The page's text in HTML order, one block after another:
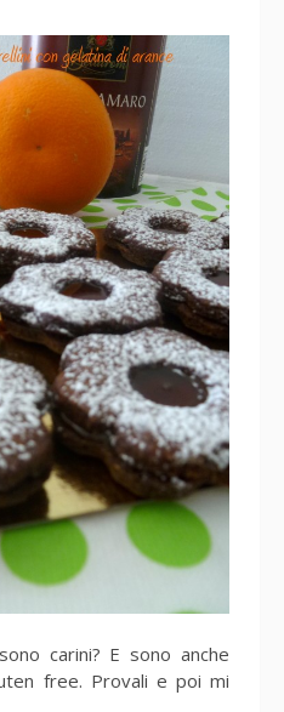
carini? E sono anche
free. Provali e poi mi